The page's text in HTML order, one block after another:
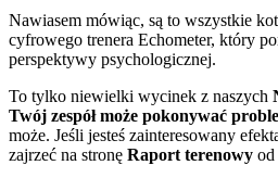
Nawiasem mówiąc, są to wszystkie
cyfrowego trenera Echometer, który
perspektywy psychologicznej.
To tylko niewielki wycinek z naszych
Twój zespół może pokonywać
może. Jeśli jesteś zainteresowany
zajrzeć na stronę Raport terenowy od